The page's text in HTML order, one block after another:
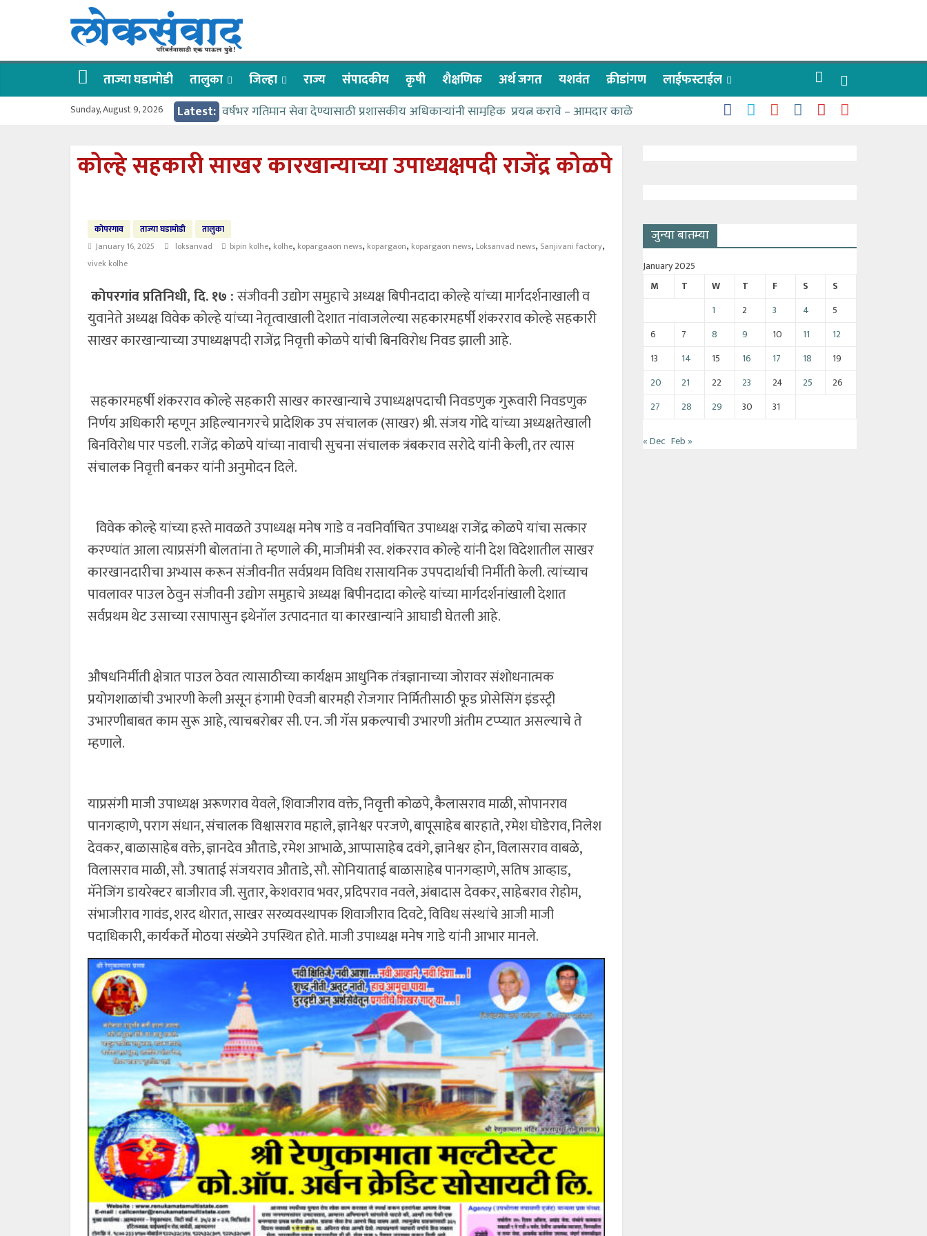
लोकसंवाद
ताज्या
घडामोडी
ताज्या घडामोडी तालुका जिल्हा राज्य संपादकीय कृषी शैक्षणिक अर्थ जगत यशवंत क्रीडांगण लाईफस्टाईल
Sunday, August 9, 2026 Latest: वर्षभर गतिमान सेवा देण्यासाठी प्रशासकीय अधिकाऱ्यांनी सामुहिक प्रयत्न करावे – आमदार काळे
ईच्छा आणि मेहनतीच्या बळावर यश मिळवता येते – शिवप्रसाद पंडोरे
कोल्हे सहकारी साखर कारखान्याच्या उपाध्यक्षपदी राजेंद्र कोळपे
कोपरगाव ताज्या घडामोडी
तालुका
January 16, 2025
loksanvad bipin kolhe, kolhe, kopargaaon news, kopargaon, kopargaon news, Loksanvad news, Sanjivani factory,
vivek kolhe
कोपरगांव प्रतिनिधी, दि. १७ :संजीवनी उद्योग समुहाचे अध्यक्ष बिपीनदादा कोल्हे यांच्या मार्गदर्शनाखाली व
युवानेते अध्यक्ष विवेक कोल्हे यांच्या नेतृत्वाखाली देशात नांवाजलेल्या सहकारमहर्षी शंकरराव कोल्हे सहकारी
साखर कारखान्याच्या उपाध्यक्षपदी राजेंद्र निवृत्ती कोळपे यांची बिनविरोध निवड झाली आहे.
सहकारमहर्षी शंकरराव कोल्हे सहकारी साखर कारखान्याचे उपाध्यक्षपदाची निवडणुक गुरूवारी निवडणुक
निर्णय अधिकारी म्हणून अहिल्यानगरचे प्रादेशिक उप संचालक (साखर) श्री. संजय गोंदे यांच्या अध्यक्षतेखाली
बिनविरोध पार पडली. राजेंद्र कोळपे यांच्या नावाची सुचना संचालक त्रंबकराव सरोदे यांनी केली, तर त्यास
संचालक निवृत्ती बनकर यांनी अनुमोदन दिले.
विवेक कोल्हे यांच्या हस्ते मावळते उपाध्यक्ष मनेष गाडे व नवनिर्वाचित उपाध्यक्ष राजेंद्र कोळपे यांचा सत्कार
करण्यांत आला त्याप्रसंगी बोलतांना ते म्हणाले की, माजीमंत्री स्व. शंकरराव कोल्हे यांनी देश विदेशातील साखर
कारखानदारीचा अभ्यास करून संजीवनीत सर्वप्रथम विविध रासायनिक उपपदार्थाची निर्मीती केली. त्यांच्याच
पावलावर पाउल ठेवुन संजीवनी उद्योग समुहाचे अध्यक्ष बिपीनदादा कोल्हे यांच्या मार्गदर्शनांखाली देशात
सर्वप्रथम थेट उसाच्या रसापासुन इथेनॉल उत्पादनात या कारखान्यांने आघाडी घेतली आहे.
औषधनिर्मीती क्षेत्रात पाउल ठेवत त्यासाठीच्या कार्यक्षम आधुनिक तंत्रज्ञानाच्या जोरावर संशोधनात्मक
प्रयोगशाळांची उभारणी केली असून हंगामी ऐवजी बारमही रोजगार निर्मितीसाठी फूड प्रोसेसिंग इंडस्ट्री
उभारणीबाबत काम सुरू आहे, त्याचबरोबर सी. एन. जी गॅस प्रकल्पाची उभारणी अंतीम टप्प्यात असल्याचे ते
म्हणाले.
याप्रसंगी माजी उपाध्यक्ष अरूणराव येवले, शिवाजीराव वक्ते, निवृत्ती कोळपे, कैलासराव माळी, सोपानराव
पानगव्हाणे, पराग संधान, संचालक विश्वासराव महाले, ज्ञानेश्वर परजणे, बापूसाहेब बारहाते, रमेश घोडेराव, निलेश
देवकर, बाळासाहेब वक्ते, ज्ञानदेव औताडे, रमेश आभाळे, आप्पासाहेब दवंगे, ज्ञानेश्वर होन, विलासराव वाबळे,
विलासराव माळी, सौ. उषाताई संजयराव औताडे, सौ. सोनियाताई बाळासाहेब पानगव्हाणे, सतिष आव्हाड,
मॅनेजिंग डायरेक्टर बाजीराव जी. सुतार, केशवराव भवर, प्रदिपराव नवले, अंबादास देवकर, साहेबराव रोहोम,
संभाजीराव गावंड, शरद थोरात, साखर सरव्यवस्थापक शिवाजीराव दिवटे, विविध संस्थांचे आजी माजी
पदाधिकारी, कार्यकर्ते मोठया संख्येने उपस्थित होते. माजी उपाध्यक्ष मनेष गाडे यांनी आभार मानले.
जुन्या बातम्या
January 2025
M
T W T F S
S
1
2 3 4
5
6
7 8 9 10 11
12
13
14 15 16 17 18
19
20
21 22 23 24 25
26
27
28 29 30 31
« Dec Feb »